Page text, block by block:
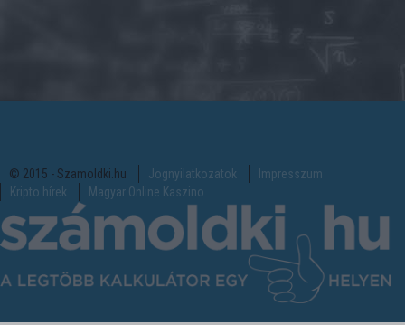
© 2015 - Szamoldki.hu Jognyilatkozatok
Impresszum
Kripto hírek
Magyar Online Kaszino